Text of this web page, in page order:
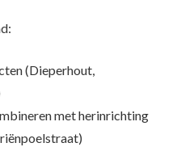
(Dieperhout,
met herinrichting